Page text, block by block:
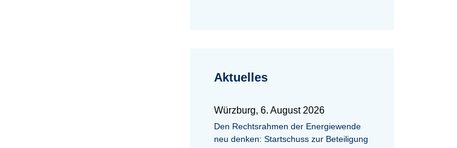
Aktuelles
Würzburg, 6. August 2026
Den Rechtsrahmen der Energiewende
neu denken: Startschuss zur Beteiligung